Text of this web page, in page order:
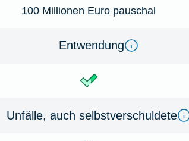
100 Millionen Euro pauschal
Ent­wen­dung
Un­fälle, auch selbst­ver­schul­de­te